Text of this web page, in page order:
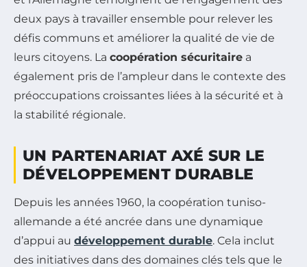
deux pays à travailler ensemble pour relever les
défis communs et améliorer la qualité de vie de
leurs citoyens. La coopération sécuritaire a
également pris de l’ampleur dans le contexte des
préoccupations croissantes liées à la sécurité et à
la stabilité régionale.
UN PARTENARIAT AXÉ SUR LE
DÉVELOPPEMENT DURABLE
Depuis les années 1960, la coopération tuniso-
allemande a été ancrée dans une dynamique
d’appui au développement durable. Cela inclut
des initiatives dans des domaines clés tels que le